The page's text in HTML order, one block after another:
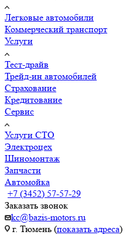
Легковые автомобили
Коммерческий транспорт
Услуги
Тест-драйв
Трейд-ин автомобилей
Страхование
Кредитование
Сервис
Услуги СТО
Электроцех
Шиномонтаж
Запчасти
Автомойка
+7 (3452) 57-57-29
Заказать звонок
kc@bazis-motors.ru
г. Тюмень (показать адреса)